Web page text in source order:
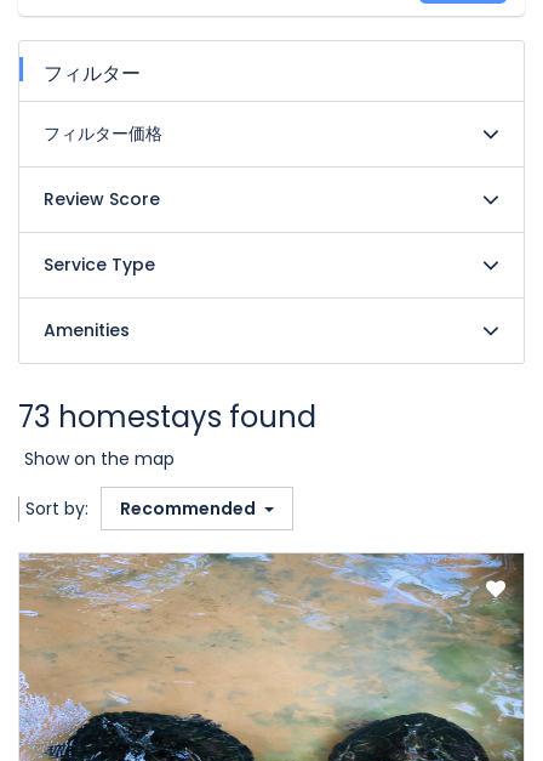
フィルター
フィルター価格
Review Score
Service Type
Amenities
73 homestays found
Show on the map
Sort by: Recommended